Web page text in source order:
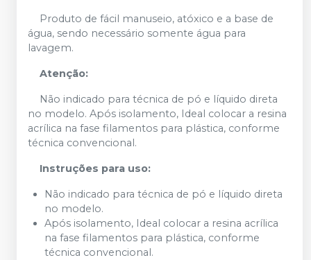
Produto de fácil manuseio, atóxico e a base de
água, sendo necessário somente água para
lavagem.
Atenção:
Não indicado para técnica de pó e líquido direta
no modelo. Após isolamento, Ideal colocar a resina
acrílica na fase filamentos para plástica, conforme
técnica convencional.
Instruções para uso:
Não indicado para técnica de pó e líquido direta
no modelo.
Após isolamento, Ideal colocar a resina acrílica
na fase filamentos para plástica, conforme
técnica convencional.